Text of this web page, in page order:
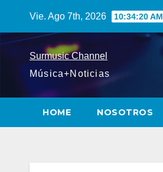
contenido
Vie. Ago 7th, 2026 10:34:21 AM
Surmusic Channel
Música+Noticias
HOME NOSOTROS